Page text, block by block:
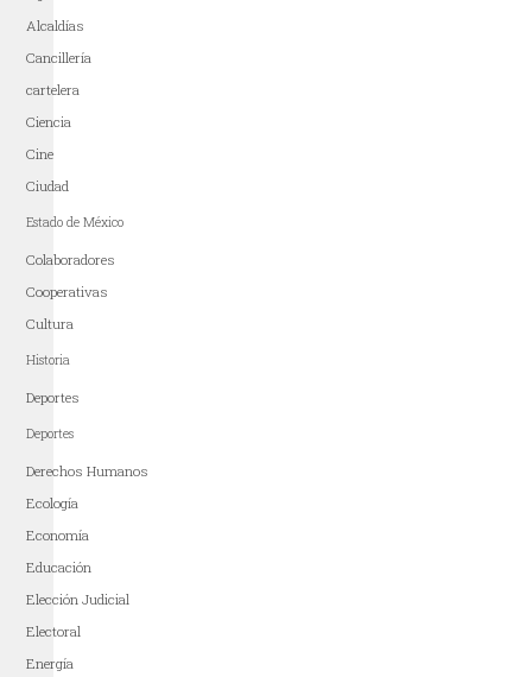
Alcaldías
Cancillería
cartelera
Ciencia
Cine
Ciudad
Estado de México
Colaboradores
Cooperativas
Cultura
Historia
Deportes
Deportes
Derechos Humanos
Ecología
Economía
Educación
Elección Judicial
Electoral
Energía